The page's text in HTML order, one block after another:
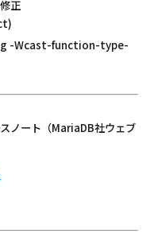
正
-Wcast-function-type-
ノート（MariaDB社ウェブ